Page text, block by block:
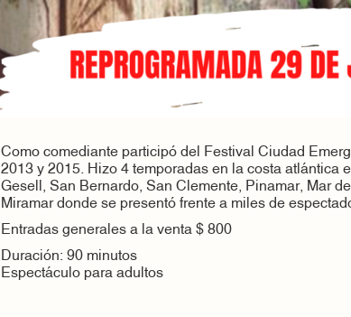
Como comediante participó del Festival Ciudad
2013 y 2015. Hizo 4 temporadas en la costa atlántica
Gesell, San Bernardo, San Clemente, Pinamar, Mar
Miramar donde se presentó frente a miles de
Entradas generales a la venta $ 800
Duración: 90 minutos
Espectáculo para adultos